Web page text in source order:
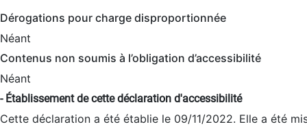
Dérogations pour charge disproportionnée
Néant
Contenus non soumis à l’obligation d’accessibilité
Néant
- Établissement de cette déclaration d'accessibilité
Cette déclaration a été établie le 09/11/2022. Elle a été